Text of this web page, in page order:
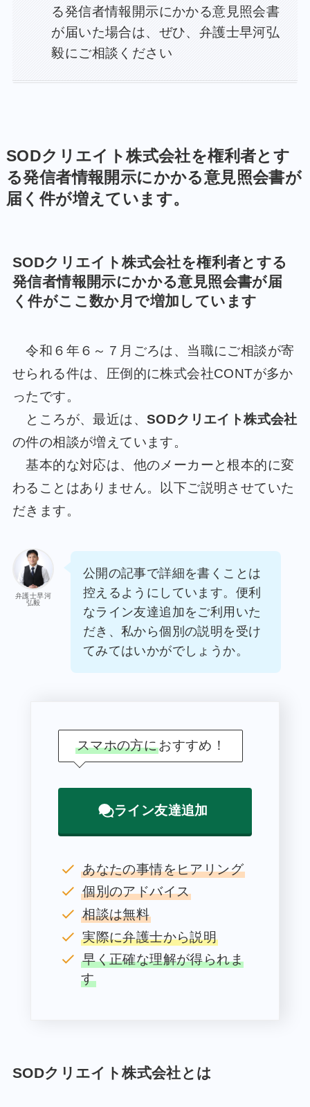
る発信者情報開示にかかる意見照会書
が届いた場合は、ぜひ、弁護士早河弘
毅にご相談ください
SODクリエイト株式会社を権利者とす
る発信者情報開示にかかる意見照会書が
届く件が増えています。
SODクリエイト株式会社を権利者とする
発信者情報開示にかかる意見照会書が届
く件がここ数か月で増加しています
令和６年６～７月ごろは、当職にご相談が寄
せられる件は、圧倒的に株式会社CONTが多か
ったです。
ところが、最近は、 SODクリエイト株式会社
の件の相談が増えています。
基本的な対応は、他のメーカーと根本的に変
わることはありません。以下ご説明させていた
だきます。
弁護士早河
弘毅
公開の記事で詳細を書くことは
控えるようにしています。便利
なライン友達追加をご利用いた
だき、私から個別の説明を受け
てみてはいかがでしょうか。
スマホの方におすすめ！
ライン友達追加
あなたの事情をヒアリング
個別のアドバイス
相談は無料
実際に弁護士から説明
早く正確な理解が得られま
す
SODクリエイト株式会社とは